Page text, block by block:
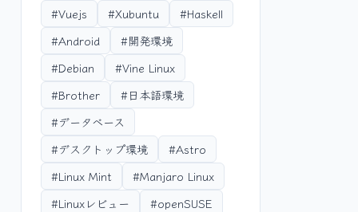
#Vuejs #Xubuntu
#Haskell
#Android
#開発環境
#Debian
#Vine Linux
#Brother
#日本語環境
#データベース
#デスクトップ環境
#Astro
#Linux Mint
#Manjaro Linux
#Linuxレビュー
#openSUSE